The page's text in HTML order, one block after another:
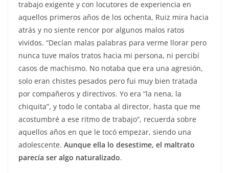
trabajo exigente y con locutores de experiencia en
aquellos primeros años de los ochenta, Ruiz mira hacia
atrás y no siente rencor por algunos malos ratos
vividos. “Decían malas palabras para verme llorar pero
nunca tuve malos tratos hacia mi persona, ni percibí
casos de machismo. No notaba que era una agresión,
solo eran chistes pesados pero fui muy bien tratada
por compañeros y directivos. Yo era “la nena, la
chiquita”, y todo le contaba al director, hasta que me
acostumbré a ese ritmo de trabajo”, recuerda sobre
aquellos años en que le tocó empezar, siendo una
adolescente. Aunque ella lo desestime, el maltrato
parecía ser algo naturalizado.